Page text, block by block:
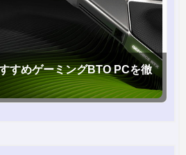
すめゲーミングBTO PCを徹